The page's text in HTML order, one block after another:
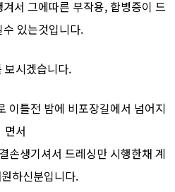
서 그에따른 부작용, 합병증이 드
있는것입니다.
보시겠습니다.
이틀전 밤에 비포장길에서 넘어지
면서
손생기셔서 드레싱만 시행한채 계
하신분입니다.